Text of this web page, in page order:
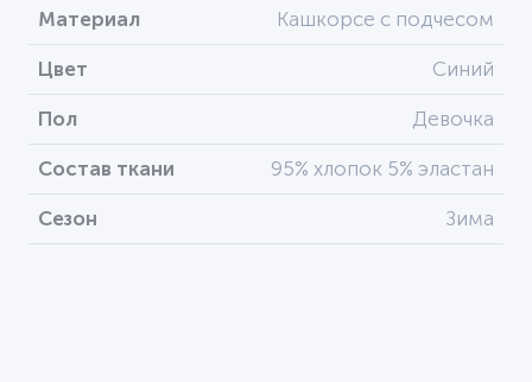
Материал Кашкорсе с подчесом
Цвет Синий
Пол Девочка
Состав ткани 95% хлопок 5% эластан
Сезон Зима